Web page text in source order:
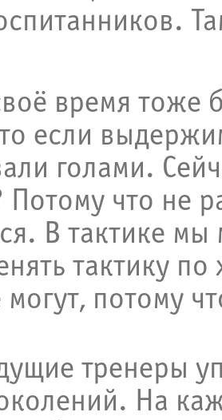
время тоже
если
голами.
Потому что не
В тактике
тактику
могут, потому
тренеры
На